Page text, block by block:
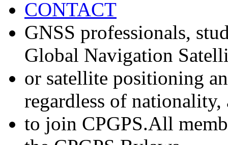
CONTACT
GNSS professionals,
Global Navigation
or satellite positioning
regardless of nationality,
to join CPGPS.All